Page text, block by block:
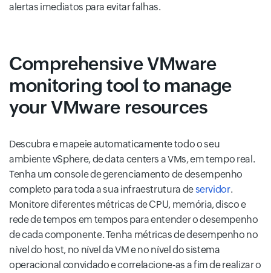
alertas imediatos para evitar falhas.
Comprehensive VMware
monitoring tool to manage
your VMware resources
Descubra e mapeie automaticamente todo o seu
ambiente vSphere, de data centers a VMs, em tempo real.
Tenha um console de gerenciamento de desempenho
completo para toda a sua infraestrutura deservidor.
Monitore diferentes métricas de CPU, memória, disco e
rede de tempos em tempos para entender o desempenho
de cada componente. Tenha métricas de desempenho no
nível do host, no nível da VM e no nível do sistema
operacional convidado e correlacione-as a fim de realizar o